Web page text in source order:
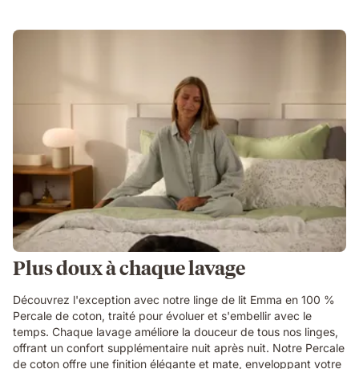
Plus doux à chaque lavage
Découvrez l'exception avec notre linge de lit Emma en 100 %
Percale de coton, traité pour évoluer et s'embellir avec le
temps. Chaque lavage améliore la douceur de tous nos linges,
offrant un confort supplémentaire nuit après nuit. Notre Percale
de coton offre une finition élégante et mate, enveloppant votre